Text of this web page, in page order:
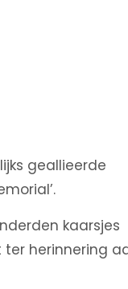
geallieerde
kaarsjes
ter herinnering